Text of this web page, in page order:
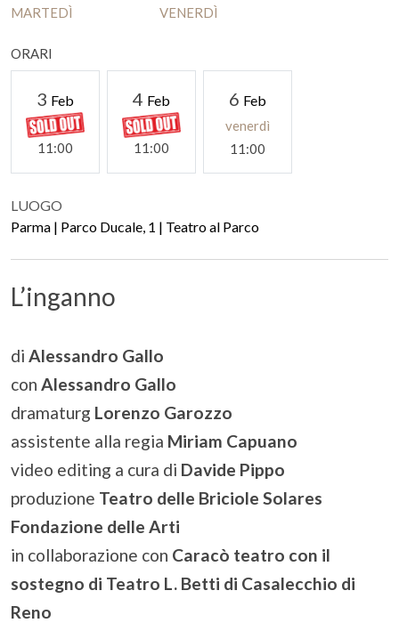
MARTEDÌ
VENERDÌ
ORARI
3 Feb
11:00
4 Feb
11:00
6 Feb
venerdì
11:00
LUOGO
Parma | Parco Ducale, 1 | Teatro al Parco
L’inganno
di Alessandro Gallo
con Alessandro Gallo
dramaturg Lorenzo Garozzo
assistente alla regia Miriam Capuano
video editing a cura di Davide Pippo
produzione Teatro delle Briciole Solares
Fondazione delle Arti
in collaborazione con Caracò teatro con il
sostegno di Teatro L. Betti di Casalecchio di
Reno